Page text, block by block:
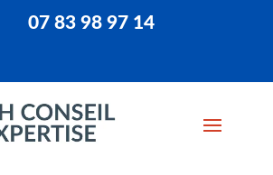
07 83 98 97 14